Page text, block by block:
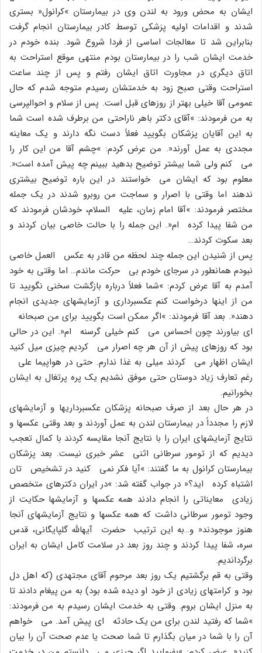
ایشان به محض ورود به لندن وى در بیمارستان »کرانول« بسترى
شدند و اقدامات اولیه پزشکى توسط کادر بیمارستان انجام گرفت
بنابراین شد تا معالجات اساسى از فردا شروع شود. بنده خودم در
خدمت ایشان شب را در بیمارستان بودم منتهى موقع استراحت به
اتاق دیگرى در مجاورت اتاق ایشان رفتم و پس از چند ساعت
استراحت وقتى صبح زود به خدمتشان رسیدم متوجه شدم که حال
عمومى آقا خیلى بهتر از روزهاى قبل است. پس از سلام و احوالپرسى
به من فرمودند: »آقاى دکتر باهر ناراحتى من برطرف شده است شما
به این آقایان پزشکان بگویید فعلاً دست نگه دارند و یک معاینه
مجددى به عمل آورند«. من عرض کردم: »چشم آقا من این کار را
مى کنم ولى شما بیشتر توضیح بدهید ببینم چه پیش آمده است«.
معلوم بود که ایشان مى خواستند در این باره توضیح بیشترى
ندهند اما وقتى با اصرار و سماجت من روبرو شدند در یک جمله
مختصر فرمودند: »آقا امام زمان، علیه السلام، خودشان فرمودند که
من شفا پیدا کرده ام«. این جمله را با حالت خاصى بیان کردند و
بعد سکوت کردند…
پس از شنیدن این جمله چند لحظه من قادر به عکس العمل خاصى
نبودم همانطور در سرجاى خودم بى حرکت ماندم… اما وقتى به خود
آمدم به آقا عرض کردم: »شما فعلاً درباره بازگشت سخنى نگویید تا
من از اینها درخواست کنم عکسبردارى و آزمایشهاى جدیدى انجام
دهند«. بعد آقا فرمودند: »اگر ممکن است بگویید براى من صبحانه
اى بیاورند چون احساس مى کنم خیلى گرسنه ام«. این در حالى
بود که روزهاى پیش از آن هر چه اصرار مى کردیم چیزى میل کنید
ایشان اظهار مى کردند میلى به غذا ندارم. حتى در هواپیما على
رغم تعارف زیاد دوستان حتى موفق نشدیم یک پره پرتغال به ایشان
بخورانیم.
در هر حال بعد از صرف صبحانه پزشکان عکسبرداریها و آزمایشهاى
لازم را مجدداً در بیمارستان لندن به عمل آوردند و بعد وقتى عکسها و
نتایج آزمایشهاى ایران را با نتایج آنجا مقایسه کردند با کمال تعجب
دیدیم که از تومور سرطانى اثنى عشر خبرى نیست. بعد پزشکان
بیمارستان کرانول به ما گفتند: »آیا فکر نمى کنید در تشخیص تان
اشتباه کرده اید؟« در جواب گفته شد: »در ایران دکترهاى متخصص
زیادى معایناتى را انجام دادند همه عکسها و آزمایشها حکایت از
وجود تومور سرطانى داشت که همه عکسها و نتایج آزمایشهاى آنجا
هنوز موجودند« و…به این ترتیب حضرت آیهاللَّه گلپایگانى، قدس
سره، شفا پیدا کردند و چند روز بعد در سلامت کامل ایشان به ایران
برگرداندیم.
وقتى به قم برگشتیم یک روز بعد مرحوم آقاى مجتهدى (که اهل دل
بود و کرامتهاى زیادى از خود او دیده شده بود) به من پیغام دادند تا
به منزل ایشان بروم. وقتى به خدمت ایشان رسیدم به من فرمودند:
»شما که رفتید لندن براى من یک حادثه اى پیش آمد. مى خواهم
آن را با شما در میان بگذارم تا شما صحت یا عدم صحت آن را بیان